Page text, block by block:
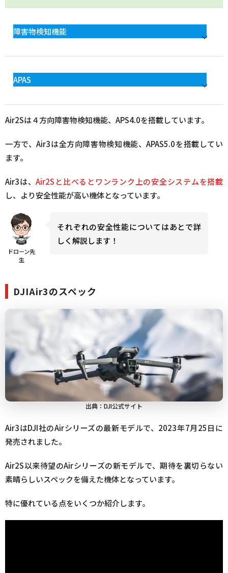
障害物検知機能
APAS
Air2Sは４方向障害物検知機能、APS4.0を搭載しています。
一方で、Air3は全方向障害物検知機能、APAS5.0を搭載してい
ます。
Air3は、Air2Sと比べるとワンランク上の安全システムを搭載
し、より安全性能が高い機体となっています。
ドローン先
生
それぞれの安全性能についてはあとで詳
しく解説します！
DJIAir3のスペック
出典：DJI公式サイト
Air3はDJI社のAirシリーズの最新モデルで、2023年7月25日に
発売されました。
Air2S以来待望のAirシリーズの新モデルで、期待を裏切らない
素晴らしいスペックを備えた機体となっています。
特に優れている点をいくつか紹介します。